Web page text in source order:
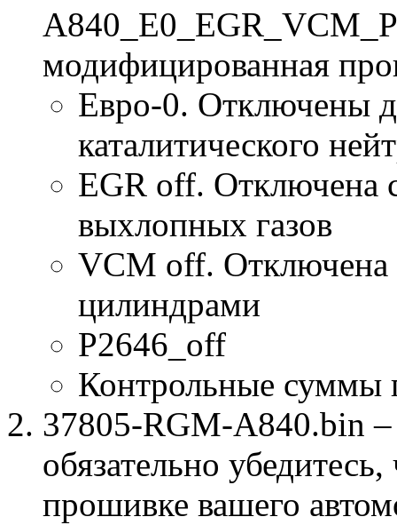
модифицированная
Евро-0. Отключены
каталитического
EGR off. Отключена
выхлопных газов
VCM off. Отключена
цилиндрами
P2646_off
Контрольные суммы
37805-RGM-A840.bin –
обязательно
прошивке вашего